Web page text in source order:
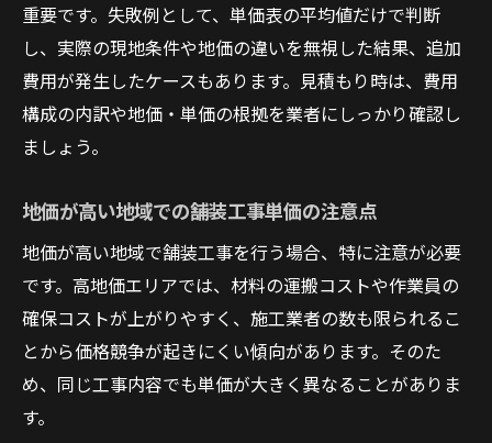
重要です。失敗例として、単価表の平均値だけで判断
し、実際の現地条件や地価の違いを無視した結果、追加
費用が発生したケースもあります。見積もり時は、費用
構成の内訳や地価・単価の根拠を業者にしっかり確認し
ましょう。
地価が高い地域での舗装工事単価の注意点
地価が高い地域で舗装工事を行う場合、特に注意が必要
です。高地価エリアでは、材料の運搬コストや作業員の
確保コストが上がりやすく、施工業者の数も限られるこ
とから価格競争が起きにくい傾向があります。そのた
め、同じ工事内容でも単価が大きく異なることがありま
す。